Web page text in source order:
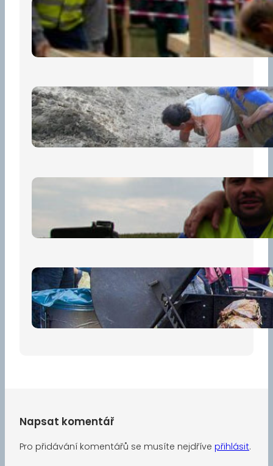
Nová pravidla pro účastníky
13 července, 2026
„Prase za prase“: Kdo doběhne
první, vyhraje!
30 června, 2026
Bezpečnost na prvním místě
15 května, 2026
Pro diváky
30 dubna, 2026
Napsat komentář
Pro přidávání komentářů se musíte nejdříve přihlásit.